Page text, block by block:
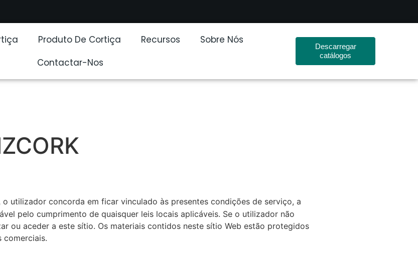
Produto De Cortiça Recursos
Sobre Nós
Contactar-Nos
Descarregar
catálogos
o utilizador concorda em ficar vinculado às presentes condições de serviço, a
pelo cumprimento de quaisquer leis locais aplicáveis. Se o utilizador não
ou aceder a este sítio. Os materiais contidos neste sítio Web estão protegidos
comerciais.